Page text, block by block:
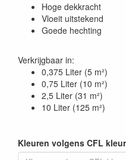
Hoge dekkracht
Vloeit uitstekend
Goede hechting
Verkrijgbaar in:
0,375 Liter (5 m²)
0,75 Liter (10 m²)
2,5 Liter (31 m²)
10 Liter (125 m²)
Kleuren volgens CFL